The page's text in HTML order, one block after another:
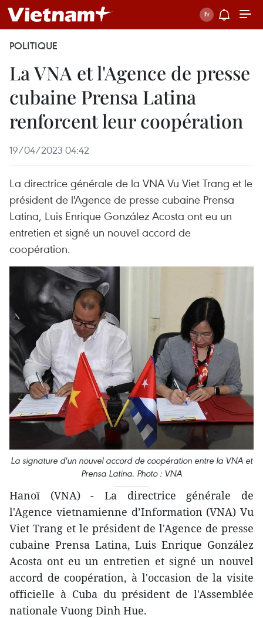
POLITIQUE
La VNA et l'Agence de presse
cubaine Prensa Latina
renforcent leur coopération
19/04/2023 04:42
La directrice générale de la VNA Vu Viet Trang et le
président de l'Agence de presse cubaine Prensa
Latina, Luis Enrique González Acosta ont eu un
entretien et signé un nouvel accord de
coopération.
La signature d'un nouvel accord de coopération entre la VNA et
Prensa Latina. Photo : VNA
Hanoï (VNA) - La directrice générale de
l'Agence vietnamienne d’Information (VNA) Vu
Viet Trang et le président de l'Agence de presse
cubaine Prensa Latina, Luis Enrique González
Acosta ont eu un entretien et signé un nouvel
accord de coopération, à l'occasion de la visite
officielle à Cuba du président de l'Assemblée
nationale Vuong Dinh Hue.